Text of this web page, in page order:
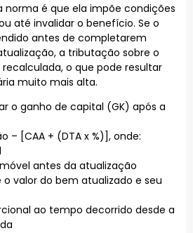
é que ela impõe condições
até invalidar o benefício. Se o
antes de completarem
a tributação sobre o
o que pode resultar
muito mais alta.
o ganho de capital (GK) após a
– [CAA + (DTA x %)], onde:
antes da atualização
valor do bem atualizado e seu
ao tempo decorrido desde a